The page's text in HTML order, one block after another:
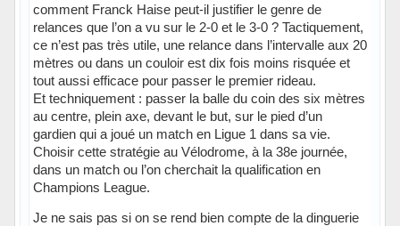
comment Franck Haise peut-il justifier le genre de
relances que l’on a vu sur le 2-0 et le 3-0 ? Tactiquement,
ce n’est pas très utile, une relance dans l’intervalle aux 20
mètres ou dans un couloir est dix fois moins risquée et
tout aussi efficace pour passer le premier rideau.
Et techniquement : passer la balle du coin des six mètres
au centre, plein axe, devant le but, sur le pied d’un
gardien qui a joué un match en Ligue 1 dans sa vie.
Choisir cette stratégie au Vélodrome, à la 38e journée,
dans un match ou l’on cherchait la qualification en
Champions League.
Je ne sais pas si on se rend bien compte de la dinguerie